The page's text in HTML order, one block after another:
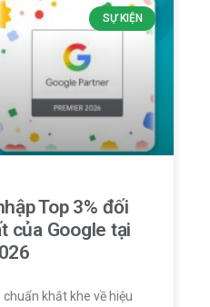
SỰ KIỆN
Top 3% đối
của Google tại
khắt khe về hiệu